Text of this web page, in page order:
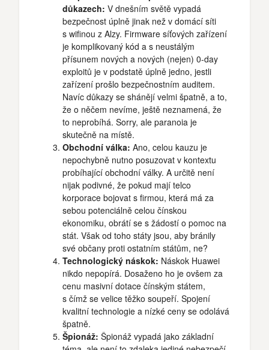
důkazech: V dnešním světě vypadá
bezpečnost úplně jinak než v domácí síti
s wifinou z Alzy. Firmware síťových zařízení
je komplikovaný kód a s neustálým
přísunem nových a nových (nejen) 0-day
exploitů je v podstatě úplně jedno, jestli
zařízení prošlo bezpečnostním auditem.
Navíc důkazy se shánějí velmi špatně, a to,
že o něčem nevíme, ještě neznamená, že
to neprobíhá. Sorry, ale paranoia je
skutečně na místě.
Obchodní válka: Ano, celou kauzu je
nepochybně nutno posuzovat v kontextu
probíhající obchodní války. A určitě není
nijak podivné, že pokud mají telco
korporace bojovat s firmou, která má za
sebou potenciálně celou čínskou
ekonomiku, obrátí se s žádostí o pomoc na
stát. Však od toho státy jsou, aby bránily
své občany proti ostatním státům, ne?
Technologický náskok: Náskok Huawei
nikdo nepopírá. Dosaženo ho je ovšem za
cenu masivní dotace čínským státem,
s čímž se velice těžko soupeří. Spojení
kvalitní technologie a nízké ceny se odolává
špatně.
Špionáž: Špionáž vypadá jako základní